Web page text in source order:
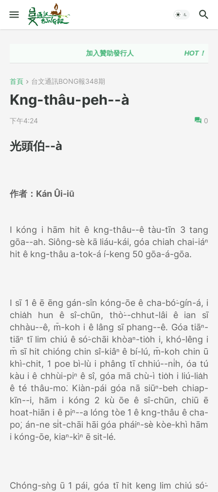
加入贊助發行人 HOT！！ 台語政
首頁 台文通訊BONG報348期
Kng-thâu-peh--à
下午4:24 0
光頭伯--à
作者： Kán Ûi-iū
I kóng i hām hit ê kng-thâu--ê tàu-tīn 3 tang
gōa--ah. Siông-sè kā liáu-kái, góa chiah chai-iáⁿ
hit ê kng-thâu a-tok-á í-keng 50 gōa-á-gōa.
I sī 1 ê ē ēng gán-sîn kóng-ōe ê cha-bó͘-gín-á, i
chia̍h hun ê sî-chūn, thò͘--chhut-lâi ê ian sī
chhàu--ê, m̄-koh i ê lâng sī phang--ê. Góa tiāⁿ-
tiāⁿ tī lim chiú ê só͘-chāi khòaⁿ-tio̍h i, khó-lêng i
m̄ sī hit chióng chin sî-kiâⁿ ê bí-lú, m̄-koh chin ū
khì-chit, 1 poe bì-lù i phâng tī chhiú--ni̍h, óa tú
kàu i ê chhùi-piⁿ ê sî, góa mā chù-ì tio̍h i liú-lia̍h
ê té thâu-mo͘. Kiàn-pái góa nā siūⁿ-beh chiap-
kīn--i, hām i kóng 2 kù ōe ê sî-chūn, chiū ē
hoat-hiān i ê piⁿ--a lóng tòe 1 ê kng-thâu ê cha-
po͘, án-ne si̍t-chāi hāi góa pháiⁿ-sè kòe-khì hām
i kóng-ōe, kiaⁿ-kìⁿ ē sit-lé.
Chóng-sǹg ū 1 pái, góa tī hit keng lim chiú só͘-